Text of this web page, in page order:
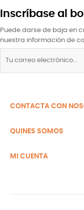
Inscríbase al
Puede darse de baja en
nuestra información de
CONTACTA CON
QUINES SOMOS
MI CUENTA